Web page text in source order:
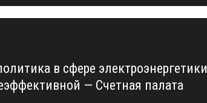
в сфере электроэнергетики
— Счетная палата